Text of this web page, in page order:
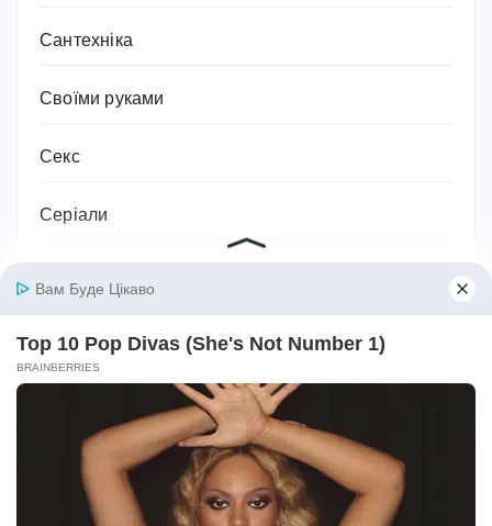
Сантехніка
Своїми руками
Секс
Серіали
Соціальний захист та соціальна підтримка
Спорт